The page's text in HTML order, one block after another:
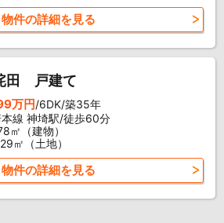
物件の詳細を見る
田 戸建て
万円/6DK/築35年
線 神埼駅/徒歩60分
㎡（建物）
㎡（土地）
物件の詳細を見る